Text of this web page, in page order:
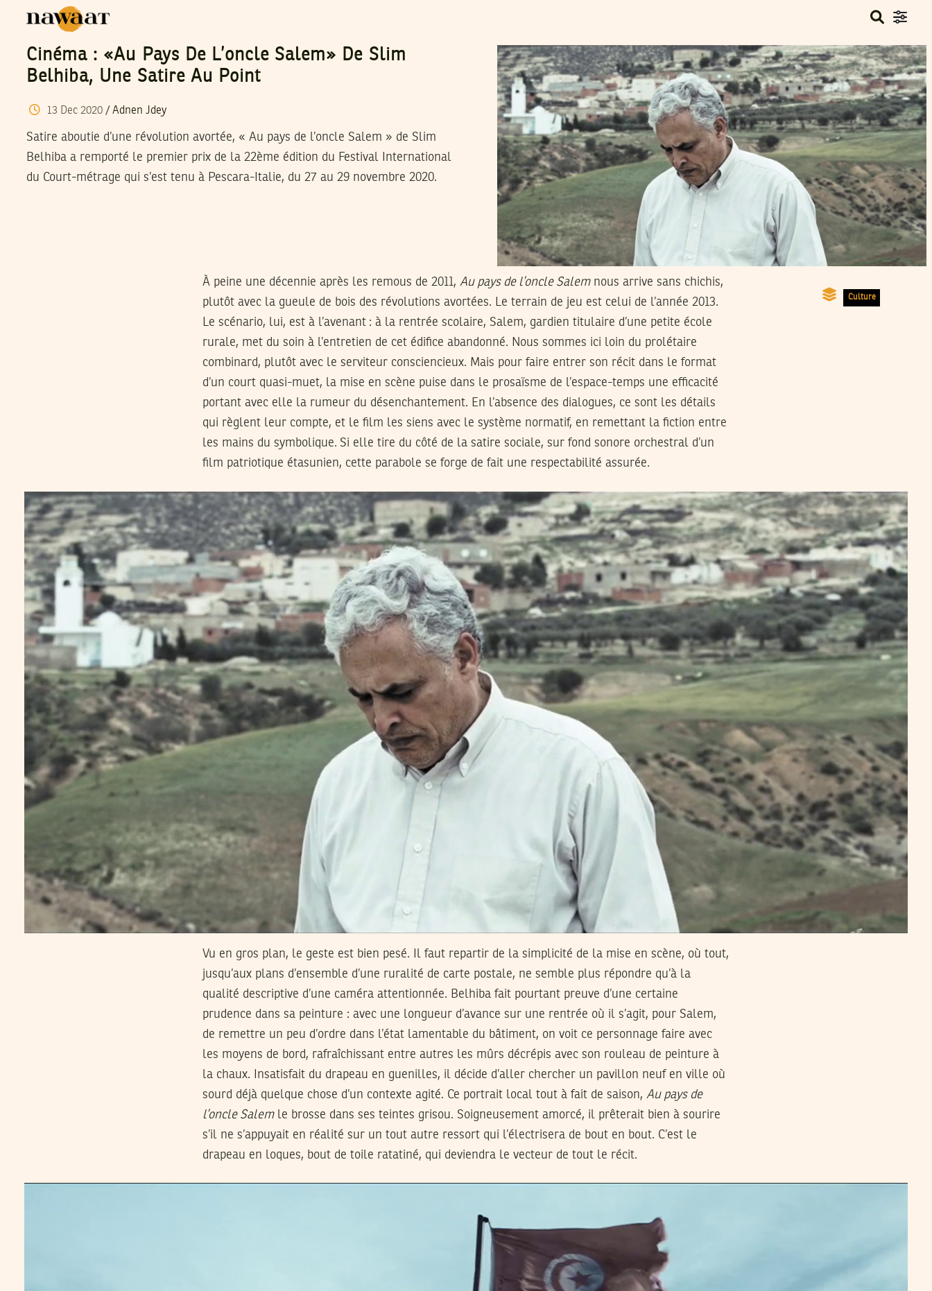
Cinéma : «Au Pays De L’oncle Salem» De Slim
Belhiba, Une Satire Au Point
13 Dec 2020/ Adnen Jdey
Satire aboutie d’une révolution avortée, « Au pays de l’oncle Salem » de Slim
Belhiba a remporté le premier prix de la 22ème édition du Festival International
du Court-métrage qui s’est tenu à Pescara-Italie, du 27 au 29 novembre 2020.
Culture
À peine une décennie après les remous de 2011, Au pays de l’oncle Salemnous arrive sans chichis,
plutôt avec la gueule de bois des révolutions avortées. Le terrain de jeu est celui de l’année 2013.
Le scénario, lui, est à l’avenant : à la rentrée scolaire, Salem, gardien titulaire d’une petite école
rurale, met du soin à l’entretien de cet édifice abandonné. Nous sommes ici loin du prolétaire
combinard, plutôt avec le serviteur consciencieux. Mais pour faire entrer son récit dans le format
d’un court quasi-muet, la mise en scène puise dans le prosaïsme de l’espace-temps une efficacité
portant avec elle la rumeur du désenchantement. En l’absence des dialogues, ce sont les détails
qui règlent leur compte, et le film les siens avec le système normatif, en remettant la fiction entre
les mains du symbolique. Si elle tire du côté de la satire sociale, sur fond sonore orchestral d’un
film patriotique étasunien, cette parabole se forge de fait une respectabilité assurée.
Vu en gros plan, le geste est bien pesé. Il faut repartir de la simplicité de la mise en scène, où tout,
jusqu’aux plans d’ensemble d’une ruralité de carte postale, ne semble plus répondre qu’à la
qualité descriptive d’une caméra attentionnée. Belhiba fait pourtant preuve d’une certaine
prudence dans sa peinture : avec une longueur d’avance sur une rentrée où il s’agit, pour Salem,
de remettre un peu d’ordre dans l’état lamentable du bâtiment, on voit ce personnage faire avec
les moyens de bord, rafraîchissant entre autres les mûrs décrépis avec son rouleau de peinture à
la chaux. Insatisfait du drapeau en guenilles, il décide d’aller chercher un pavillon neuf en ville où
sourd déjà quelque chose d’un contexte agité. Ce portrait local tout à fait de saison, Au pays de
l’oncle Salemle brosse dans ses teintes grisou. Soigneusement amorcé, il prêterait bien à sourire
s’il ne s’appuyait en réalité sur un tout autre ressort qui l’électrisera de bout en bout. C’est le
drapeau en loques, bout de toile ratatiné, qui deviendra le vecteur de tout le récit.